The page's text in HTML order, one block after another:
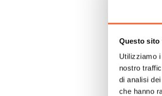
Questo sito
Utilizziamo
nostro
di analisi
che hanno